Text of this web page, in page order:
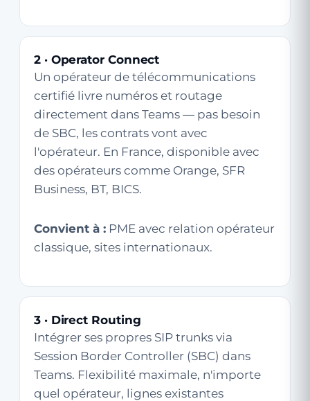
2 · Operator Connect
Un opérateur de télécommunications
certifié livre numéros et routage
directement dans Teams — pas besoin
de SBC, les contrats vont avec
l'opérateur. En France, disponible avec
des opérateurs comme Orange, SFR
Business, BT, BICS.
Convient à : PME avec relation opérateur
classique, sites internationaux.
3 · Direct Routing
Intégrer ses propres SIP trunks via
Session Border Controller (SBC) dans
Teams. Flexibilité maximale, n'importe
quel opérateur, lignes existantes